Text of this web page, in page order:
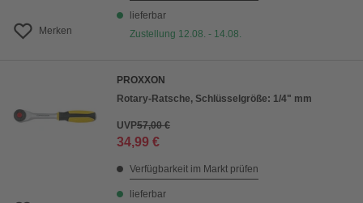
Merken
lieferbar
Zustellung 12.08. - 14.08.
PROXXON
Rotary-Ratsche, Schlüsselgröße: 1/4" mm
UVP57,00 €
34,99 €
Verfügbarkeit im Markt prüfen
lieferbar